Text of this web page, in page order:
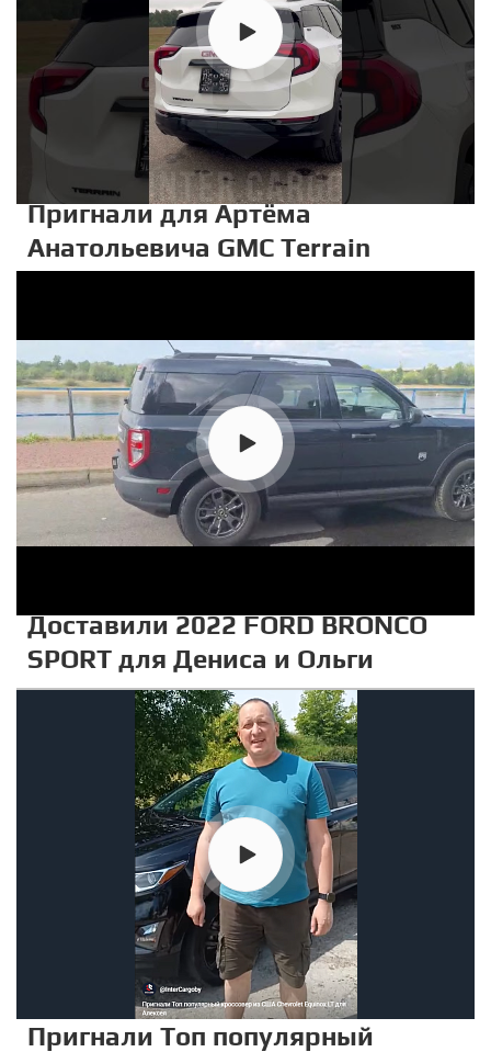
Пригнали для Артёма
Анатольевича GMC Terrain
Доставили 2022 FORD BRONCO
SPORT для Дениса и Ольги
Пригнали Топ популярный